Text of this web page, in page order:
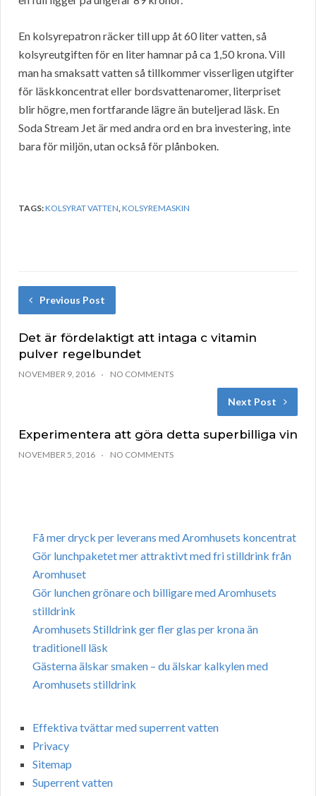
En kolsyrepatron räcker till upp åt 60 liter vatten, så
kolsyreutgiften för en liter hamnar på ca 1,50 krona. Vill
man ha smaksatt vatten så tillkommer visserligen utgifter
för läskkoncentrat eller bordsvattenaromer, literpriset
blir högre, men fortfarande lägre än buteljerad läsk. En
Soda Stream Jet är med andra ord en bra investering, inte
bara för miljön, utan också för plånboken.
TAGS:KOLSYRAT VATTEN,KOLSYREMASKIN
Previous Post
Det är fördelaktigt att intaga c vitamin
pulver regelbundet
NOVEMBER 9, 2016 NO COMMENTS
Next Post
Experimentera att göra detta superbilliga vin
NOVEMBER 5, 2016 NO COMMENTS
Få mer dryck per leverans med Aromhusets koncentrat
Gör lunchpaketet mer attraktivt med fri stilldrink från
Aromhuset
Gör lunchen grönare och billigare med Aromhusets
stilldrink
Aromhusets Stilldrink ger fler glas per krona än
traditionell läsk
Gästerna älskar smaken – du älskar kalkylen med
Aromhusets stilldrink
Effektiva tvättar med superrent vatten
Privacy
Sitemap
Superrent vatten